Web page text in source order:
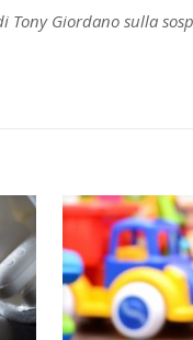
Giordano sulla